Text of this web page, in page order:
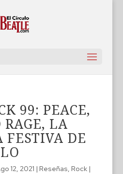
99: PEACE,
LA
DE
12, 2021 | Reseñas, Rock|